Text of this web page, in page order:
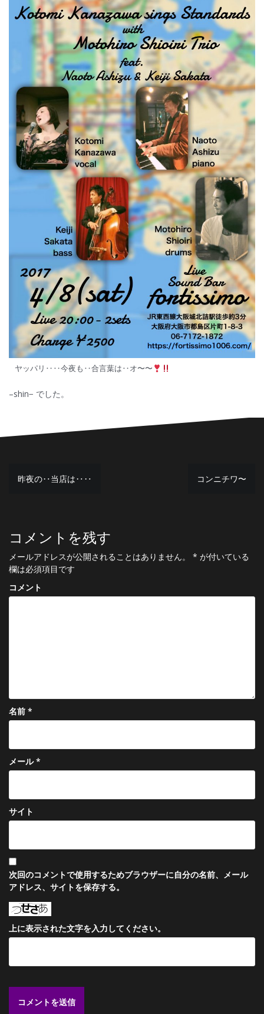
ヤッパリ‥‥今夜も‥合言葉は‥オ〜〜
–shin− でした。
投
ビ
ゲ
ー
シ
昨夜の‥当店は‥‥ コンニチワ〜
コメントを残す
メールアドレスが公開されることはありません。 * が付いている
欄は必須項目です
コメント
名前 *
メール*
サイト
次回のコメントで使用するためブラウザーに自分の名前、メール
アドレス、サイトを保存する。
上に表示された文字を入力してください。